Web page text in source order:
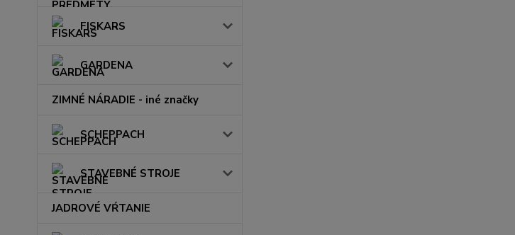
FISKARS
GARDENA
ZIMNÉ NÁRADIE - iné značky
SCHEPPACH
STAVEBNÉ STROJE
JADROVÉ VŔTANIE